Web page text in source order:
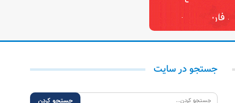
جستجو در سایت